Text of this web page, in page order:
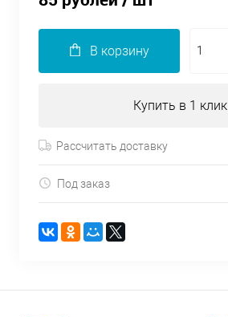
В корзину
Купить в 1 клик
Рассчитать доставку
Под заказ